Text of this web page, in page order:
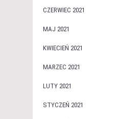
CZERWIEC 2021
MAJ 2021
KWIECIEŃ 2021
MARZEC 2021
LUTY 2021
STYCZEŃ 2021